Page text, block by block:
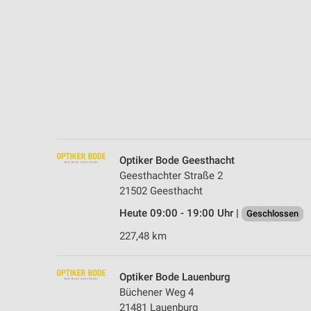
Optiker Bode Geesthacht
Geesthachter Straße 2
21502 Geesthacht
Heute 09:00 - 19:00 Uhr |
Geschlossen
227,48 km
Optiker Bode Lauenburg
Büchener Weg 4
21481 Lauenburg
Verwendung genauer Standortdaten
Geräte anhand von aktiv angeforderten Informationen
Funktional